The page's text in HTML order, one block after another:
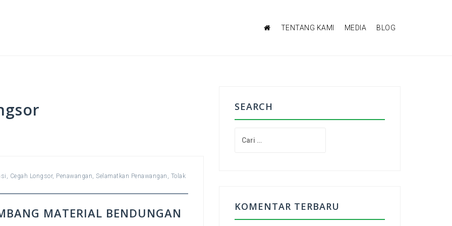
TENTANG KAMI MEDIA BLOG
, Cegah Longsor, Penawangan, Selamatkan Penawangan , Tolak
MATERIAL BENDUNGAN
SEARCH
u
k
KOMENTAR TERBARU